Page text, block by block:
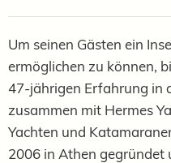
Um seinen Gästen ein
ermöglichen zu können,
47-jährigen Erfahrung in
zusammen mit Hermes
Yachten und
2006 in Athen gegründet